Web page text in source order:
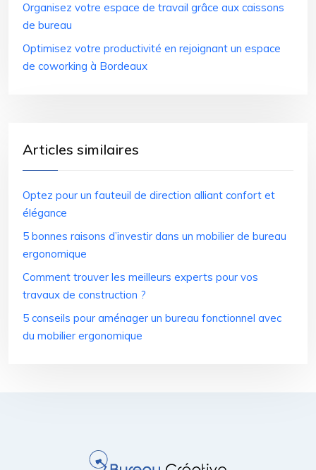
Organisez votre espace de travail grâce aux caissons
de bureau
Optimisez votre productivité en rejoignant un espace
de coworking à Bordeaux
Articles similaires
Optez pour un fauteuil de direction alliant confort et
élégance
5 bonnes raisons d’investir dans un mobilier de bureau
ergonomique
Comment trouver les meilleurs experts pour vos
travaux de construction ?
5 conseils pour aménager un bureau fonctionnel avec
du mobilier ergonomique